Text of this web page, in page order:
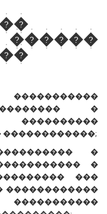
�
�
�
���
������������